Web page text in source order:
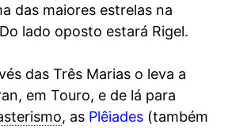
das maiores estrelas na
lado oposto estará Rigel.
das Três Marias o leva a
em Touro, e de lá para
, as Plêiades (também